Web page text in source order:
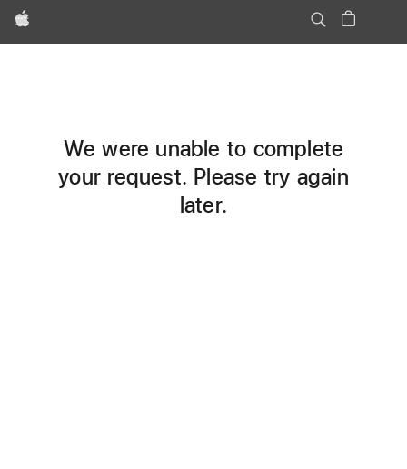
Apple
We were unable to complete
your request. Please try again
later.